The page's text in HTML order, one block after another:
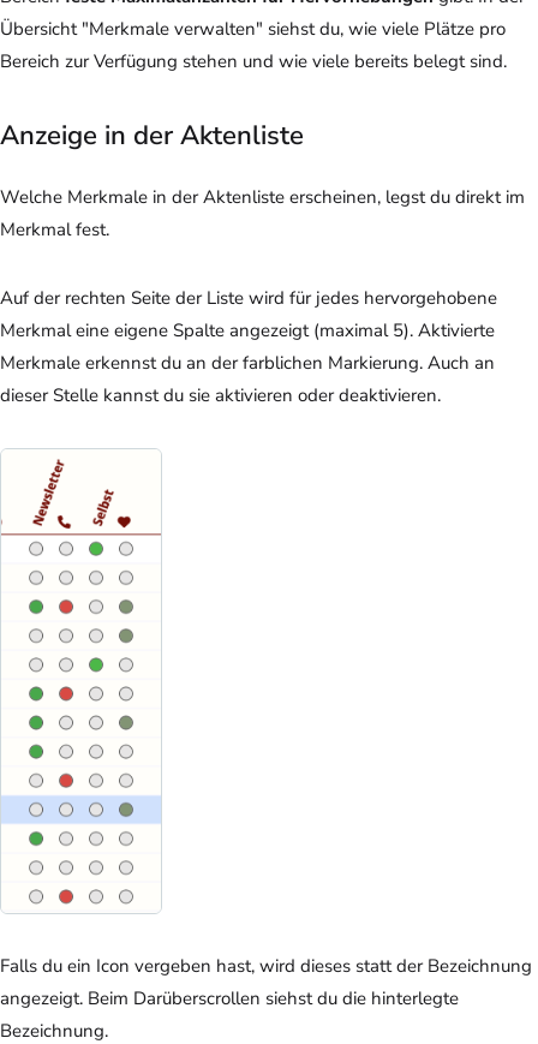
Übersicht "Merkmale verwalten" siehst du, wie viele Plätze pro
Bereich zur Verfügung stehen und wie viele bereits belegt sind.
Anzeige in der Aktenliste
Welche Merkmale in der Aktenliste erscheinen, legst du direkt im
Merkmal fest.
Auf der rechten Seite der Liste wird für jedes hervorgehobene
Merkmal eine eigene Spalte angezeigt (maximal 5). Aktivierte
Merkmale erkennst du an der farblichen Markierung. Auch an
dieser Stelle kannst du sie aktivieren oder deaktivieren.
Falls du ein Icon vergeben hast, wird dieses statt der Bezeichnung
angezeigt. Beim Darüberscrollen siehst du die hinterlegte
Bezeichnung.